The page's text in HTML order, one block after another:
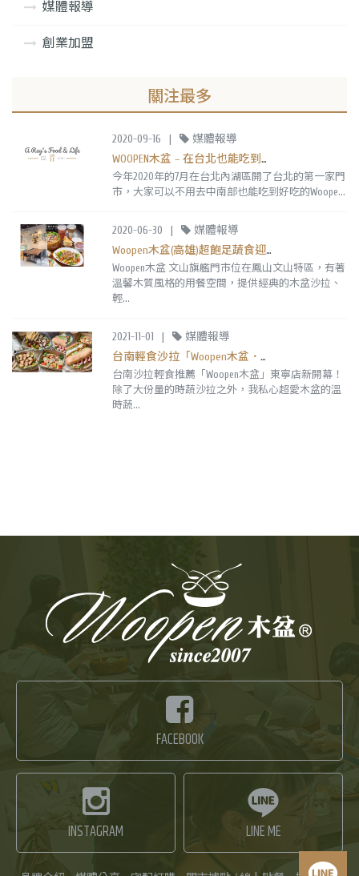
媒體報導
創業加盟
關注最多
2020-09-16 |
媒體報導
WOOPEN木盆 – 在台北也能吃到木盆沙拉囉！
今年2020年的7月在台北內湖區開了台北的第一家門
市，大家可以不用去中南部也能吃到好吃的Woope...
2020-06-30 |
媒體報導
Woopen木盆(高雄)超飽足蔬食迎夏套餐!新推出烤雞腿溫時蔬,必吃煙燻鮭魚木盆沙拉
Woopen木盆 文山旗艦門市位在鳳山文山特區，有著
溫馨木質風格的用餐空間，提供經典的木盆沙拉、
輕...
2021-11-01 |
媒體報導
台南輕食沙拉「Woopen木盆．東寧 ToGo門市」超愛溫時蔬,澎湃大份量好飽足！田園沙拉98元帶著走。｜東寧店｜成大外帶|
台南沙拉輕食推薦「Woopen木盆」東寧店新開幕！
除了大份量的時蔬沙拉之外，我私心超愛木盆的溫
時蔬...
FACEBOOK
INSTAGRAM LINE ME